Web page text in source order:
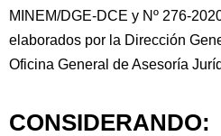
MINEM/DGE-DCE y Nº 276-
elaborados por la Dirección
Oficina General de Asesoría
CONSIDERANDO: